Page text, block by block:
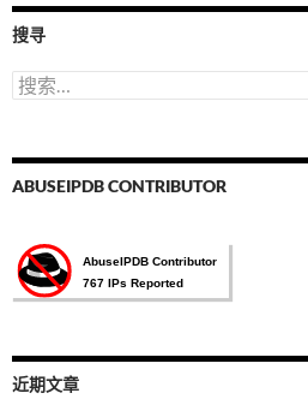
选
择
搜寻
搜
索：
ABUSEIPDB CONTRIBUTOR
近期文章